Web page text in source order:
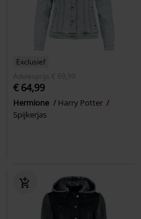
Exclusief
Adviesprijs
€ 69,99
€ 64,99
Hermione
Harry Potter
Spijkerjas